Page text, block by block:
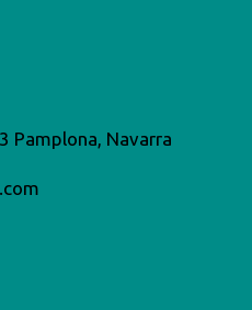
Pamplona, Navarra